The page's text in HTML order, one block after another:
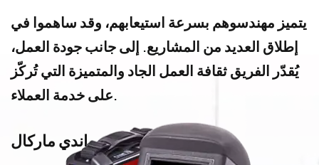
يتميز مهندسوهم بسرعة استيعابهم، وقد ساهموا في
إطلاق العديد من المشاريع. إلى جانب جودة العمل،
يُقدّر الفريق ثقافة العمل الجاد والمتميزة التي تُركّز
على خدمة العملاء.
راندي ماركال